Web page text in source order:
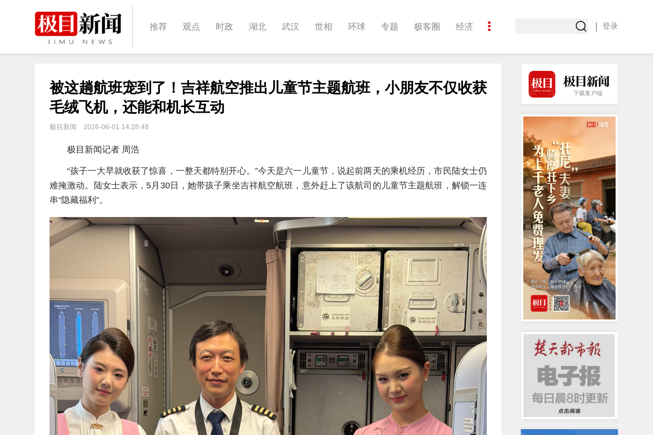
推荐 观点 时政 湖北 武汉 世相 环球 专题 极客圈 经济
体育 娱乐 影像 帅作文 International 职教院 酒道
登录
被这趟航班宠到了！吉祥航空推出儿童节主题航班，小朋友不仅收获
毛绒飞机，还能和机长互动
极目新闻 2026-06-01 14:28:48
极目新闻记者 周浩
“孩子一大早就收获了惊喜，一整天都特别开心。”今天是六一儿童节，说起前两天的乘机经历，市民陆女士仍
难掩激动。陆女士表示，5月30日，她带孩子乘坐吉祥航空航班，意外赶上了该航司的儿童节主题航班，解锁一连
串“隐藏福利”。
下载客户端